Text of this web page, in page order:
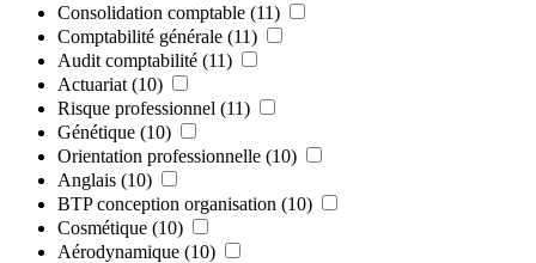
Consolidation comptable (11)
Comptabilité générale (11)
Audit comptabilité (11)
Actuariat (10)
Risque professionnel (11)
Génétique (10)
Orientation professionnelle (10)
Anglais (10)
BTP conception organisation (10)
Cosmétique (10)
Aérodynamique (10)